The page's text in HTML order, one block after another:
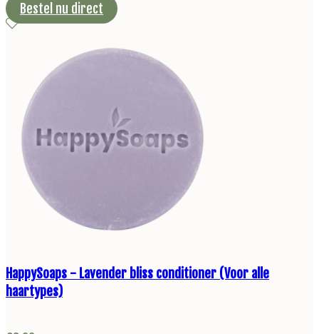
Bestel nu direct
HappySoaps - Lavender bliss conditioner (Voor alle
haartypes)